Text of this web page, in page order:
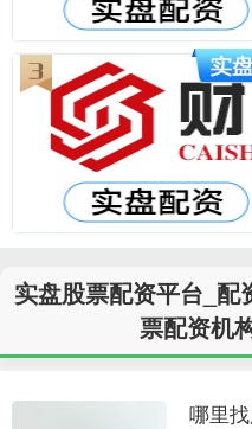
实盘股票配资平台_
票配资机